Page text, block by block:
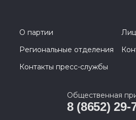
О партии
Региональные отделения
Контакты пресс-службы
Общественная
8 (8652) 29-